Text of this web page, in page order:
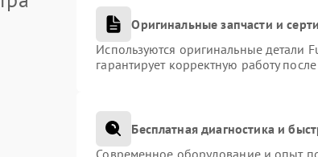
Оригинальные запчасти и
Используются оригинальные
гарантирует корректную работу
Бесплатная диагностика и
Современное оборудование и опыт